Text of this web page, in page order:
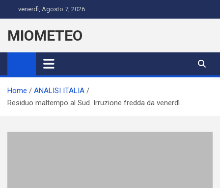
to
content
venerdì, Agosto 7, 2026
MIOMETEO
Home
ANALISI ITALIA
Residuo maltempo al Sud. Irruzione fredda da venerdì